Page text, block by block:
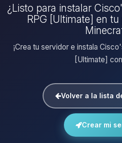
¿Listo para instalar
RPG [Ultimate] en
¡Crea tu servidor e instala
[Ultimate]
Volver a la lista
Crear mi